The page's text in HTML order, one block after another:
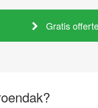
Gratis